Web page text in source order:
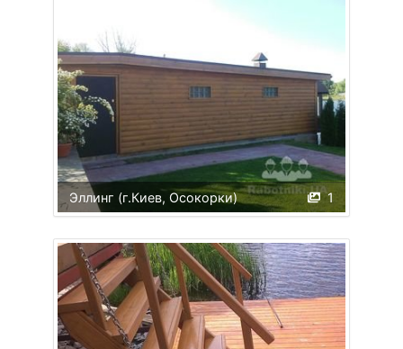
1
Эллинг (г.Киев, Осокорки)